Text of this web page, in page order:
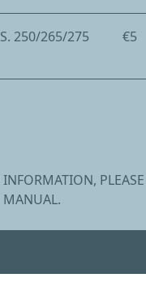
250/265/275 €5
MANUAL.